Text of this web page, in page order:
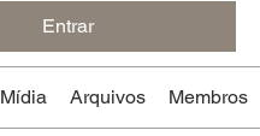
Entrar
Mídia Arquivos Membros